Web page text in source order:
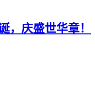
，庆盛世华章！